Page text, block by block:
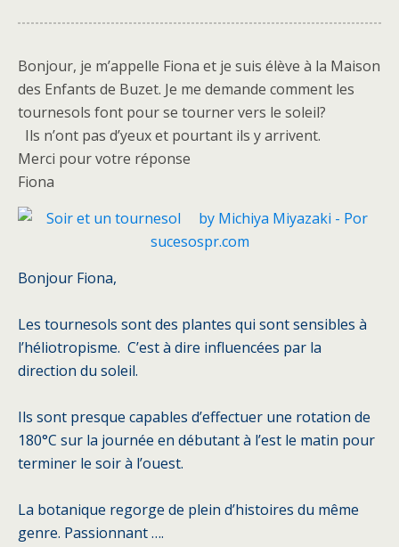
Bonjour, je m’appelle Fiona et je suis élève à la Maison
des Enfants de Buzet. Je me demande comment les
tournesols font pour se tourner vers le soleil?
Ils n’ont pas d’yeux et pourtant ils y arrivent.
Merci pour votre réponse
Fiona
Bonjour Fiona,
Les tournesols sont des plantes qui sont sensibles à
l’héliotropisme. C’est à dire influencées par la
direction du soleil.
Ils sont presque capables d’effectuer une rotation de
180°C sur la journée en débutant à l’est le matin pour
terminer le soir à l’ouest.
La botanique regorge de plein d’histoires du même
genre. Passionnant ….